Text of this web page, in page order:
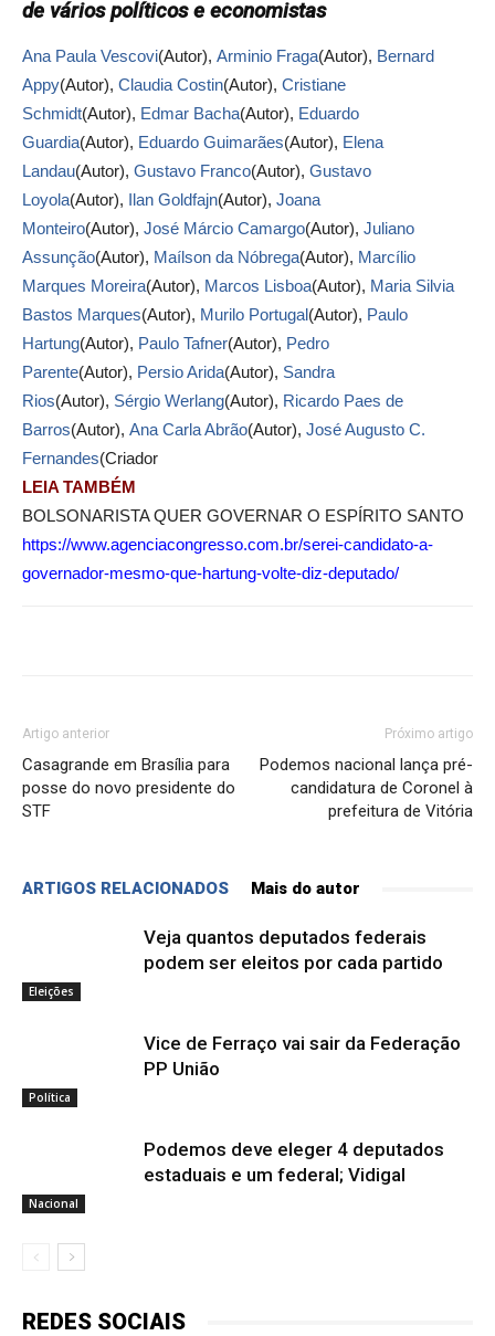
de vários políticos e economistas
Ana Paula Vescovi(Autor), Arminio Fraga(Autor), Bernard
Appy(Autor), Claudia Costin(Autor), Cristiane
Schmidt(Autor), Edmar Bacha(Autor), Eduardo
Guardia(Autor), Eduardo Guimarães(Autor), Elena
Landau(Autor), Gustavo Franco(Autor), Gustavo
Loyola(Autor), Ilan Goldfajn(Autor), Joana
Monteiro(Autor), José Márcio Camargo(Autor), Juliano
Assunção(Autor), Maílson da Nóbrega(Autor), Marcílio
Marques Moreira(Autor), Marcos Lisboa(Autor), Maria Silvia
Bastos Marques(Autor), Murilo Portugal(Autor), Paulo
Hartung(Autor), Paulo Tafner(Autor), Pedro
Parente(Autor), Persio Arida(Autor), Sandra
Rios(Autor), Sérgio Werlang(Autor), Ricardo Paes de
Barros(Autor), Ana Carla Abrão(Autor), José Augusto C.
Fernandes(Criador
LEIA TAMBÉM
BOLSONARISTA QUER GOVERNAR O ESPÍRITO SANTO
https://www.agenciacongresso.com.br/serei-candidato-a-
governador-mesmo-que-hartung-volte-diz-deputado/
Artigo anterior
Casagrande em Brasília para
posse do novo presidente do
STF
Próximo artigo
Podemos nacional lança pré-
candidatura de Coronel à
prefeitura de Vitória
ARTIGOS RELACIONADOS Mais do autor
Eleições
Veja quantos deputados federais
podem ser eleitos por cada partido
Política
Vice de Ferraço vai sair da Federação
PP União
Nacional
Podemos deve eleger 4 deputados
estaduais e um federal; Vidigal
REDES SOCIAIS